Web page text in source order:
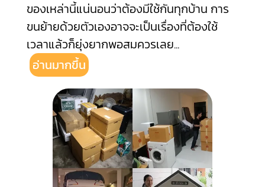
ของเหล่านี้แน่นอนว่าต้องมีใช้กันทุกบ้าน การ
ขนย้ายด้วยตัวเองอาจจะเป็นเรื่องที่ต้องใช้
เวลาแล้วก็ยุ่งยากพอสมควรเลย...
อ่านมากขึ้น